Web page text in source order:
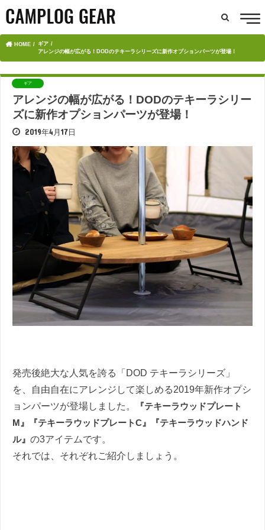
HOME
ギア
アレンジの幅が広がる！DODのテキーラシリーズに新作オプションパーツが登場！
ギア
アレンジの幅が広がる！DODのテキーラシリー
ズに新作オプションパーツが登場！
2019年4月17日
発売後絶大な人気を誇る「DOD テキーラシリーズ」
を、自由自在にアレンジして楽しめる2019年新作オプシ
ョンパーツが登場しました。
『テキーラウッドプレート
M』『テキーラウッドプレートC』『テキーラウッドハンド
ル』 の3アイテムです。
それでは、それぞれご紹介しましょう。